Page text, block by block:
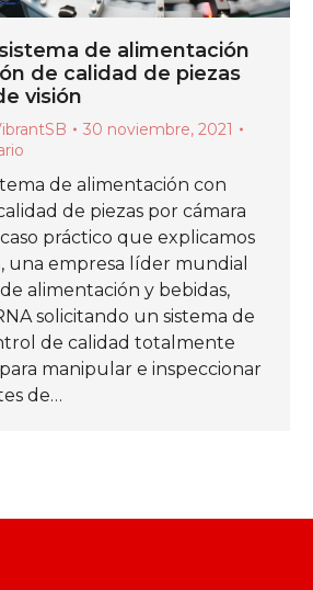
de alimentación
de calidad de piezas
visión
30 noviembre, 2021
de alimentación con
de piezas por cámara
práctico que explicamos
una empresa líder mundial
alimentación y bebidas,
solicitando un sistema de
de calidad totalmente
manipular e inspeccionar
de…